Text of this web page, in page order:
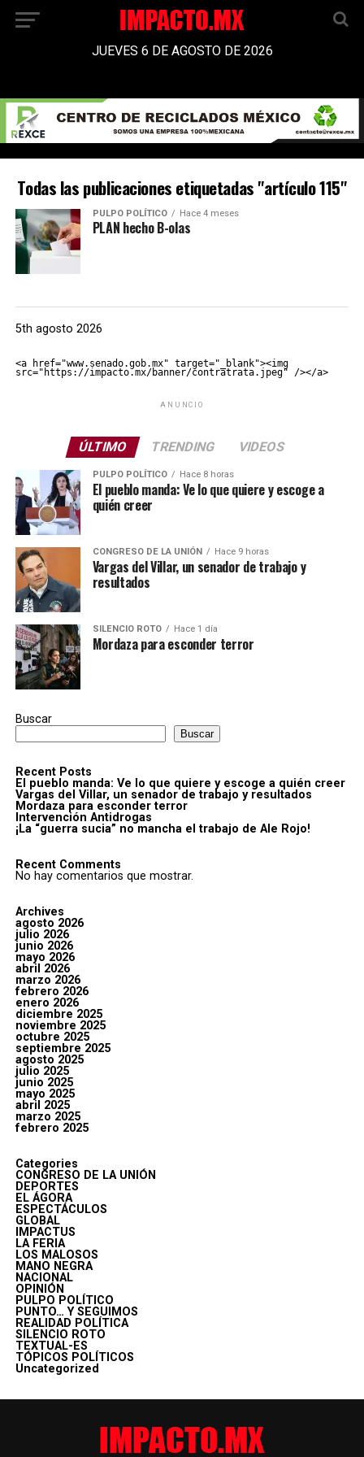
JUEVES 6 DE AGOSTO DE 2026
Todas las publicaciones etiquetadas "artículo 115"
PULPO POLÍTICO Hace 4 meses
PLAN hecho B-olas
5th agosto 2026
<a href="www.senado.gob.mx" target="_blank"><img
src="https://impacto.mx/banner/contratrata.jpeg" /></a>
ANUNCIO
ÚLTIMO TRENDING VIDEOS
PULPO POLÍTICO Hace 8 horas
El pueblo manda: Ve lo que quiere y escoge a
quién creer
CONGRESO DE LA UNIÓN Hace 9 horas
Vargas del Villar, un senador de trabajo y
resultados
SILENCIO ROTO Hace 1 día
Mordaza para esconder terror
Buscar
Buscar
Recent Posts
El pueblo manda: Ve lo que quiere y escoge a quién creer
Vargas del Villar, un senador de trabajo y resultados
Mordaza para esconder terror
Intervención Antidrogas
¡La “guerra sucia” no mancha el trabajo de Ale Rojo!
Recent Comments
No hay comentarios que mostrar.
Archives
agosto 2026
julio 2026
junio 2026
mayo 2026
abril 2026
marzo 2026
febrero 2026
enero 2026
diciembre 2025
noviembre 2025
octubre 2025
septiembre 2025
agosto 2025
julio 2025
junio 2025
mayo 2025
abril 2025
marzo 2025
febrero 2025
Categories
CONGRESO DE LA UNIÓN
DEPORTES
EL ÁGORA
ESPECTÁCULOS
GLOBAL
IMPACTUS
LA FERIA
LOS MALOSOS
MANO NEGRA
NACIONAL
OPINIÓN
PULPO POLÍTICO
PUNTO… Y SEGUIMOS
REALIDAD POLÍTICA
SILENCIO ROTO
TEXTUAL-ES
TÓPICOS POLÍTICOS
Uncategorized